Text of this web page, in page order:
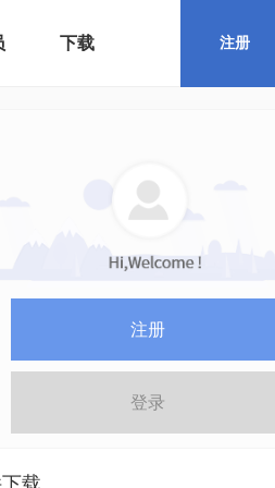
下载 注册
注册
登录
载